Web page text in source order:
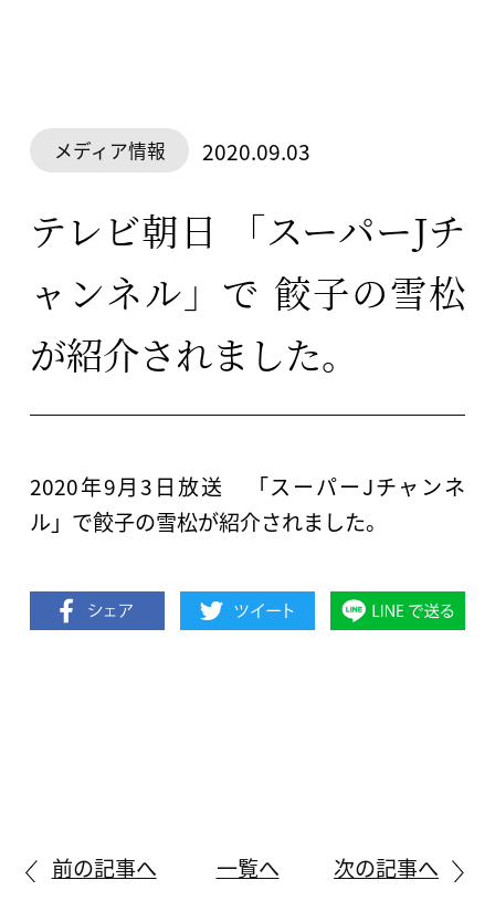
メディア情報 2020.09.03
テレビ朝日 「スーパーJチ
ャンネル」で 餃子の雪松
が紹介されました。
2020年9月3日放送 「スーパーJチャンネ
ル」で餃子の雪松が紹介されました。
前の記事へ 一覧へ 次の記事へ